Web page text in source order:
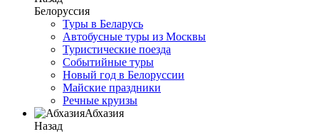
Белоруссия
Туры в Беларусь
Автобусные туры из Москвы
Туристические поезда
Событийные туры
Новый год в Белоруссии
Майские праздники
Речные круизы
Абхазия
Назад